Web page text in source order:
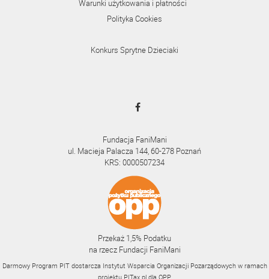
Warunki użytkowania i płatności
Polityka Cookies
Konkurs Sprytne Dzieciaki
Fundacja FaniMani
ul. Macieja Palacza 144, 60-278 Poznań
KRS: 0000507234
Przekaż 1,5% Podatku
na rzecz Fundacji FaniMani
Darmowy Program PIT dostarcza Instytut Wsparcia Organizacji Pozarządowych w ramach
projektu PITax.pl dla OPP